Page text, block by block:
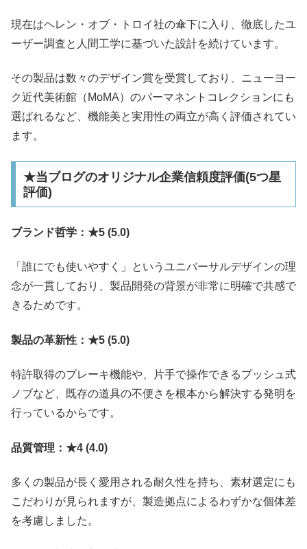
現在はヘレン・オブ・トロイ社の傘下に入り、徹底したユ
ーザー調査と人間工学に基づいた設計を続けています。
その製品は数々のデザイン賞を受賞しており、ニューヨー
ク近代美術館（MoMA）のパーマネントコレクションにも
選ばれるなど、機能美と実用性の両立が高く評価されてい
ます。
★当ブログのオリジナル企業信頼度評価(5つ星
評価)
ブランド哲学：★5 (5.0)
「誰にでも使いやすく」というユニバーサルデザインの理
念が一貫しており、製品開発の背景が非常に明確で共感で
きるためです。
製品の革新性：★5 (5.0)
特許取得のブレーキ機能や、片手で操作できるプッシュ式
ノブなど、既存の道具の不便さを根本から解決する発明を
行っているからです。
品質管理：★4 (4.0)
多くの製品が長く愛用される耐久性を持ち、素材選定にも
こだわりが見られますが、製造拠点によるわずかな個体差
を考慮しました。